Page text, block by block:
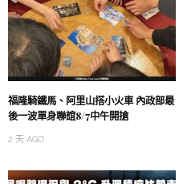
福隆騎鐵馬、阿里山搭小火車 內政部最
後一波單身聯誼8/7中午開搶
2 天 AGO